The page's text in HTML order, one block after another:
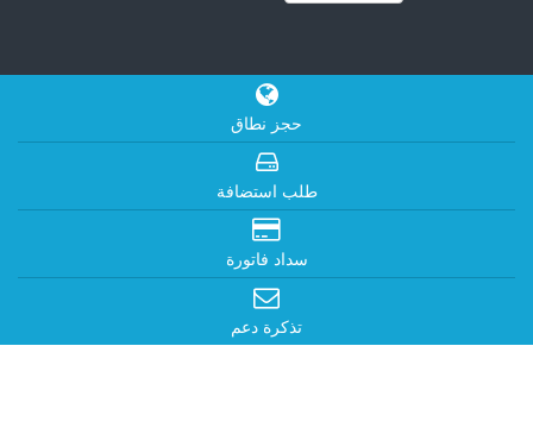
حجز نطاق
طلب استضافة
سداد فاتورة
تذكرة دعم